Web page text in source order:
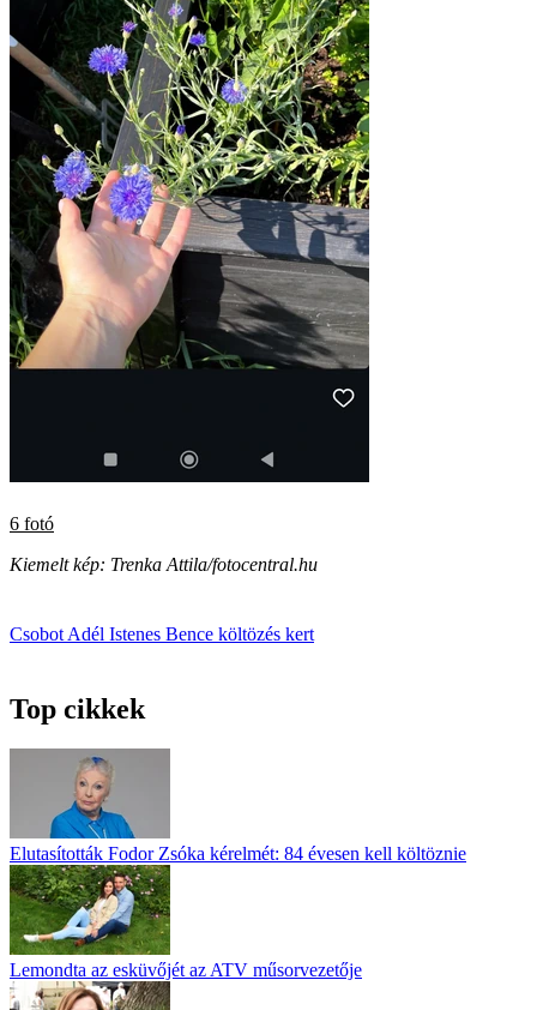
6 fotó
Kiemelt kép: Trenka Attila/fotocentral.hu
Csobot Adél Istenes Bence költözés kert
Top cikkek
Elutasították Fodor Zsóka kérelmét: 84 évesen kell költöznie
Lemondta az esküvőjét az ATV műsorvezetője